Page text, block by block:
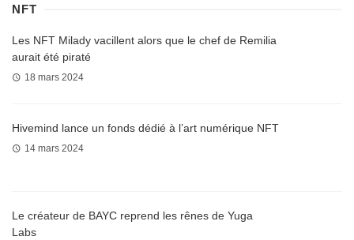
NFT
Les NFT Milady vacillent alors que le chef de Remilia
aurait été piraté
18 mars 2024
Hivemind lance un fonds dédié à l’art numérique NFT
14 mars 2024
Le créateur de BAYC reprend les rênes de Yuga
Labs